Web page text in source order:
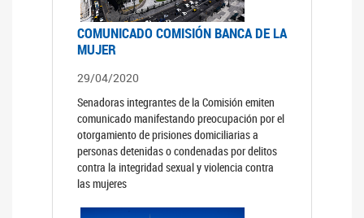
COMUNICADO COMISIÓN BANCA DE LA
MUJER
29/04/2020
Senadoras integrantes de la Comisión emiten
comunicado manifestando preocupación por el
otorgamiento de prisiones domiciliarias a
personas detenidas o condenadas por delitos
contra la integridad sexual y violencia contra
las mujeres